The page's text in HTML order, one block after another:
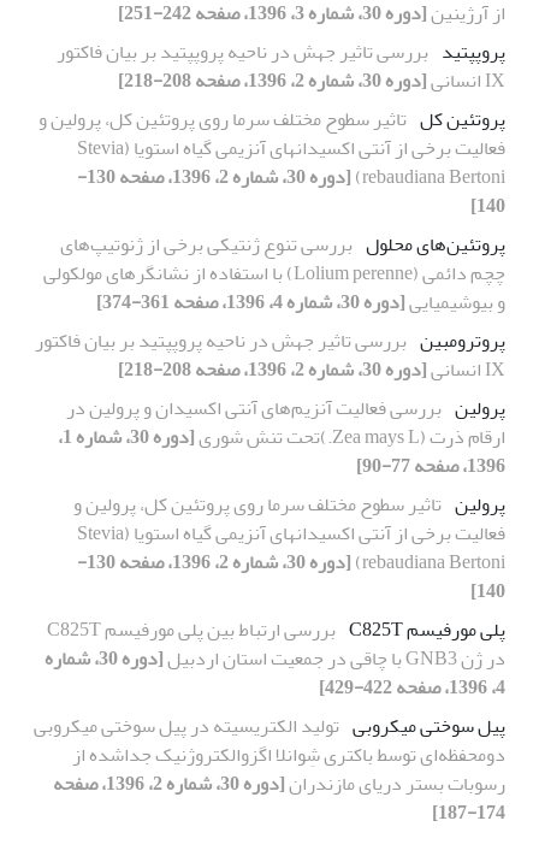
از آرژینین[دوره 30، شماره 3، 1396، صفحه 242-251]
پروپپتید بررسی تاثیر جهش در ناحیه پروپپتید بر بیان فاکتور
IX انسانی
[دوره 30، شماره 2، 1396، صفحه 208-218]
پروتئین کل تاثیر سطوح مختلف سرما روی پروتئین کل، پرولین و
فعالیت برخی از آنتی اکسیدانهای آنزیمی گیاه استویا (Stevia
rebaudiana Bertoni)
[دوره 30، شماره 2، 1396، صفحه 130-
140]
پروتئین‌های محلول بررسی تنوع ژنتیکی برخی از ژنوتیپ‌های
چچم دائمی (Lolium perenne) با استفاده از نشانگرهای مولکولی
و بیوشیمیایی[دوره 30، شماره 4، 1396، صفحه 361-374]
پروترومبین بررسی تاثیر جهش در ناحیه پروپپتید بر بیان فاکتور
IX انسانی
[دوره 30، شماره 2، 1396، صفحه 208-218]
پرولین بررسی فعالیت آنزیم‌های آنتی اکسیدان و پرولین در
ارقام ذرت (Zea mays L.)تحت تنش شوری
[دوره 30، شماره 1،
1396، صفحه 77-90]
پرولین تاثیر سطوح مختلف سرما روی پروتئین کل، پرولین و
فعالیت برخی از آنتی اکسیدانهای آنزیمی گیاه استویا (Stevia
rebaudiana Bertoni)
[دوره 30، شماره 2، 1396، صفحه 130-
140]
پلی مورفیسم C825T
بررسی ارتباط بین پلی مورفیسم C825T
در ژن GNB3 با چاقی در جمعیت استان اردبیل
[دوره 30، شماره
4، 1396، صفحه 422-429]
پیل سوختی میکروبی تولید الکتریسیته در پیل سوختی میکروبی
دومحفظه‌ای توسط باکتری شِوانلا اگزوالکتروژنیک جداشده از
رسوبات بستر دریای مازندران
[دوره 30، شماره 2، 1396، صفحه
174-187]